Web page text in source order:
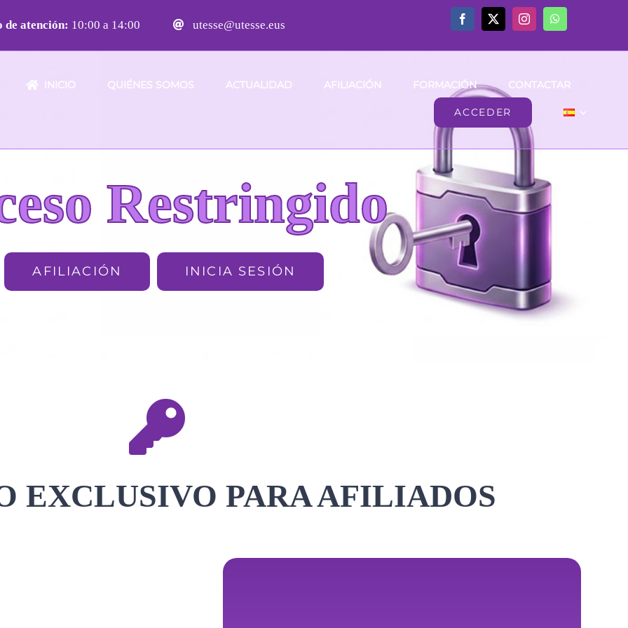
atención: 10:00 a 14:00 utesse@utesse.eus
INICIO QUIÉNES SOMOS ACTUALIDAD AFILIACIÓN FORMACIÓN CONTACTAR
ACCEDER
Restringido
AFILIACIÓN INICIA SESIÓN
EXCLUSIVO PARA AFILIADOS